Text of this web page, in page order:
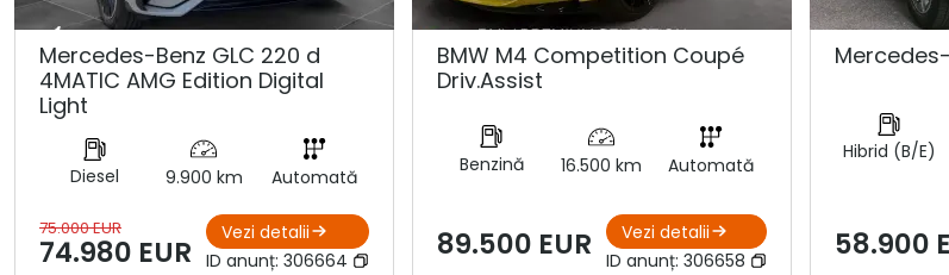
Mercedes-Benz GLC 220 d
4MATIC AMG Edition Digital
Light
Diesel 9.900 km Automată
75.000 EUR
74.980 EUR
Vezi detalii
ID anunț: 306664
BMW M4 Competition Coupé
Driv.Assist
Benzină 16.500 km Automată
89.500 EUR
Vezi detalii
ID anunț: 306658
Hibrid (B/E)
58.900